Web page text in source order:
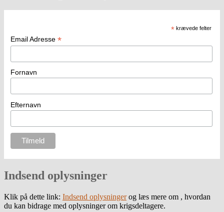
* krævede felter
Email Adresse *
Fornavn
Efternavn
Indsend oplysninger
Klik på dette link: Indsend oplysningerog læs mere om , hvordan
du kan bidrage med oplysninger om krigsdeltagere.